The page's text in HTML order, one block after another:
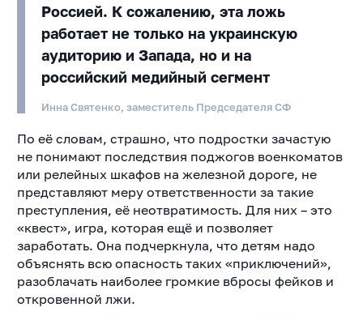
Россией. К сожалению, эта ложь
работает не только на украинскую
аудиторию и Запада, но и на
российский медийный сегмент
Инна Святенко, заместитель Председателя СФ
По её словам, страшно, что подростки зачастую
не понимают последствия поджогов военкоматов
или релейных шкафов на железной дороге, не
представляют меру ответственности за такие
преступления, её неотвратимость. Для них – это
«квест», игра, которая ещё и позволяет
заработать. Она подчеркнула, что детям надо
объяснять всю опасность таких «приключений»,
разоблачать наиболее громкие вбросы фейков и
откровенной лжи.